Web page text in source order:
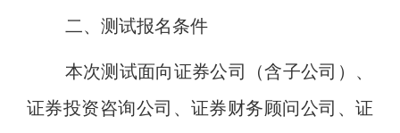
二、测试报名条件
本次测试面向证券公司（含子公司）、
证券投资咨询公司、证券财务顾问公司、证